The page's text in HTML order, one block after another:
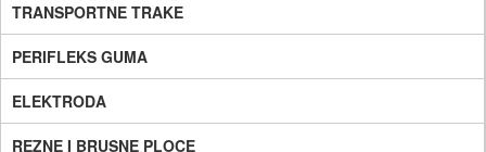
TRANSPORTNE TRAKE
PERIFLEKS GUMA
ELEKTRODA
REZNE I BRUSNE PLOCE